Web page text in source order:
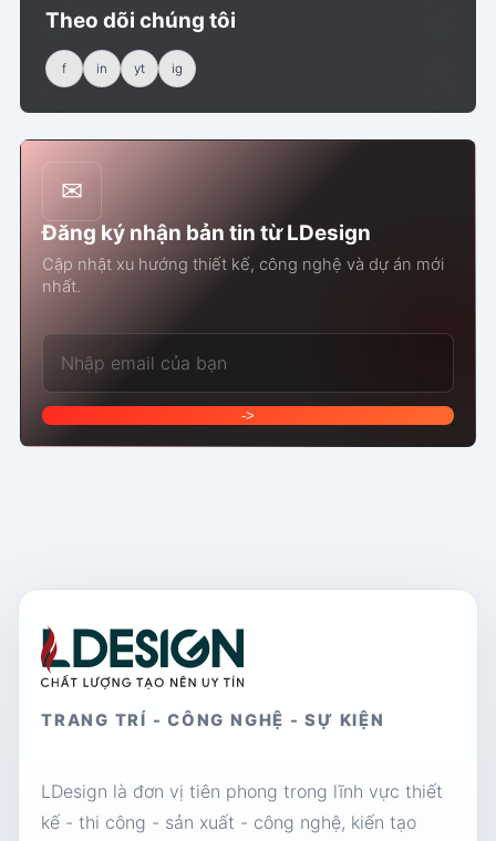
Theo dõi chúng tôi
f in yt ig
✉
Đăng ký nhận bản tin từ LDesign
Cập nhật xu hướng thiết kế, công nghệ và dự án mới
nhất.
Email của bạn
->
TRANG TRÍ - CÔNG NGHỆ - SỰ KIỆN
LDesign là đơn vị tiên phong trong lĩnh vực thiết
kế - thi công - sản xuất - công nghệ, kiến tạo